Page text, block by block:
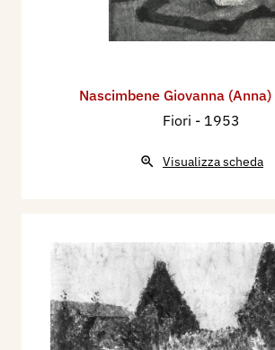
Nascimbene Giovanna
Fiori - 1953
Visualizza scheda